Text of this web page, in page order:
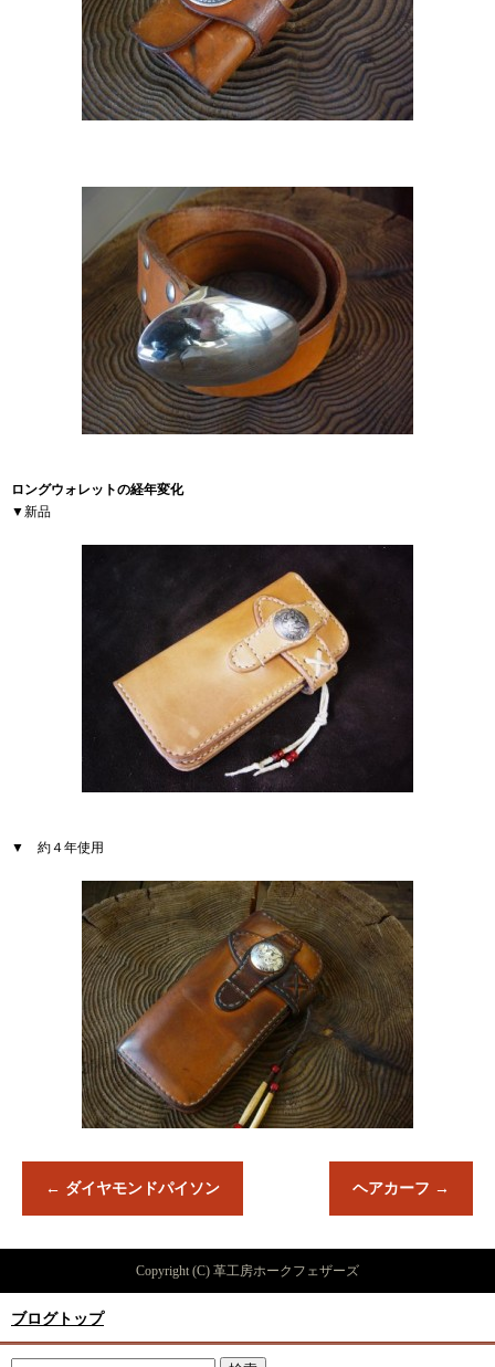
ロングウォレットの経年変化
▼新品
▼ 約４年使用
← ダイヤモンドパイソン ヘアカーフ →
Copyright (C) 革工房ホークフェザーズ
ブログトップ